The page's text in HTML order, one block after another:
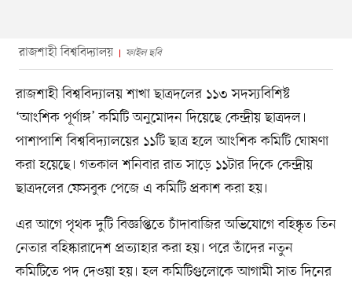
রাজশাহী বিশ্ববিদ্যালয় ফাইল ছবি
রাজশাহী বিশ্ববিদ্যালয় শাখা ছাত্রদলের ১১৩ সদস্যবিশিষ্ট
‘আংশিক পূর্ণাঙ্গ’ কমিটি অনুমোদন দিয়েছে কেন্দ্রীয় ছাত্রদল।
পাশাপাশি বিশ্ববিদ্যালয়ের ১১টি ছাত্র হলে আংশিক কমিটি ঘোষণা
করা হয়েছে। গতকাল শনিবার রাত সাড়ে ১১টার দিকে কেন্দ্রীয়
ছাত্রদলের ফেসবুক পেজে এ কমিটি প্রকাশ করা হয়।
এর আগে পৃথক দুটি বিজ্ঞপ্তিতে চাঁদাবাজির অভিযোগে বহিষ্কৃত তিন
নেতার বহিষ্কারাদেশ প্রত্যাহার করা হয়। পরে তাঁদের নতুন
কমিটিতে পদ দেওয়া হয়। হল কমিটিগুলোকে আগামী সাত দিনের